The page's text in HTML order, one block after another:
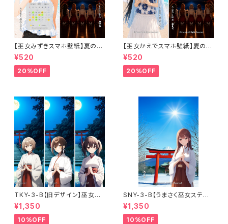
【巫女みずきスマホ壁紙】夏の海
と満月の祈りセット〈8〜9月カ
レンダー・1ヶ月利用コード付き〉
¥520
20%OFF
【巫女かえでスマホ壁紙】夏の思
い出と星空の祈りセット 〈カレン
ダーなし・1ヶ月利用コード付き〉
¥520
20%OFF
TKY-3-B【旧デザイン】巫女ス
テッカー3枚セットB（みずき・み
う・りせ）〈月夜祈願〉（利用コー
ド3ヶ月付き）
¥1,350
10%OFF
SNY-3-B【うまさく巫女ステッ
カー】新年の章〈富士ver.・破魔
矢三姉妹〉（利用コード3ヶ月付
き）
¥1,350
10%OFF